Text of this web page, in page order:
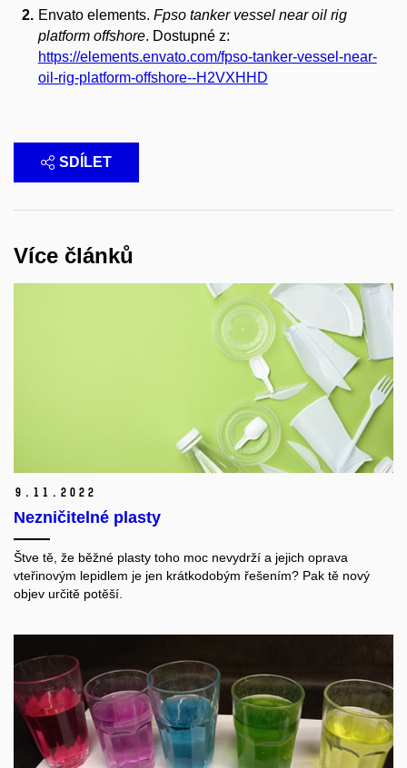
Envato elements. Fpso tanker vessel near oil rig
platform offshore. Dostupné z:
https://elements.envato.com/fpso-tanker-vessel-near-
oil-rig-platform-offshore--H2VXHHD
SDÍLET
Více článků
9. 11. 2022
Nezničitelné plasty
Štve tě, že běžné plasty toho moc nevydrží a jejich oprava
vteřinovým lepidlem je jen krátkodobým řešením? Pak tě nový
objev určitě potěší.